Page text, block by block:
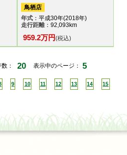
鳥栖店
年式：平成30年(2018年)
走行距離：92,093km
959.2万円(税込)
： 20 表示中のページ： 5
9 10 11 12 13 14 15